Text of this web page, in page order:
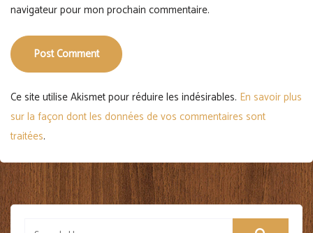
navigateur pour mon prochain commentaire.
Post Comment
Ce site utilise Akismet pour réduire les indésirables. En savoir plus
sur la façon dont les données de vos commentaires sont
traitées.